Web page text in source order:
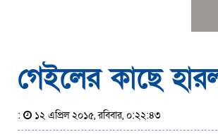
গেইলের কাছে
: ১২ এপ্রিল ২০১৫, রবিবার, ০:২২:৪৩